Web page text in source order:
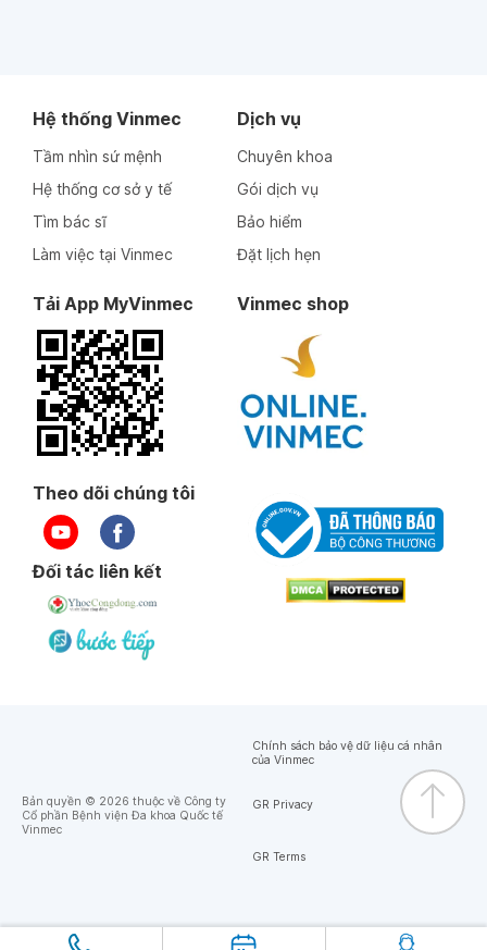
Hệ thống Vinmec
Tầm nhìn sứ mệnh
Hệ thống cơ sở y tế
Tìm bác sĩ
Làm việc tại Vinmec
Dịch vụ
Chuyên khoa
Gói dịch vụ
Bảo hiểm
Đặt lịch hẹn
Tải App MyVinmec Vinmec shop
Theo dõi chúng tôi
Đối tác liên kết
Bản quyền © 2026 thuộc về Công ty
Cổ phần Bệnh viện Đa khoa Quốc tế
Vinmec
Chính sách bảo vệ dữ liệu cá nhân
của Vinmec
GR Privacy
GR Terms